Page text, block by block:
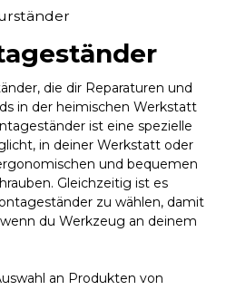
die dir Reparaturen und
in der heimischen Werkstatt
ist eine spezielle
in deiner Werkstatt oder
und bequemen
Gleichzeitig ist es
zu wählen, damit
du Werkzeug an deinem
an Produkten von